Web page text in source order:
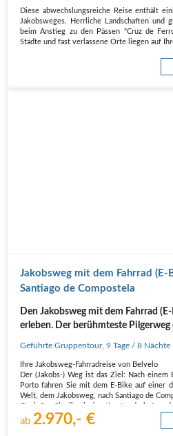
Diese abwechslungsreiche Reise enthält
Jakobsweges. Herrliche Landschaften und
beim Anstieg zu den Pässen "Cruz de
Städte und fast verlassene Orte liegen auf
Jakobsweg mit dem Fahrrad (E-
Santiago de Compostela
Den Jakobsweg mit dem Fahrrad
erleben. Der berühmteste Pilgerweg
Geführte Gruppentour,9 Tage/ 8 Nächte
Ihre Jakobsweg-Fahrradreise von Belvelo
Der (Jakobs-) Weg ist das Ziel: Nach einem
Porto fahren Sie mit dem E-Bike auf einer
Welt, dem Jakobsweg, nach Santiago de
ab2.970,- €